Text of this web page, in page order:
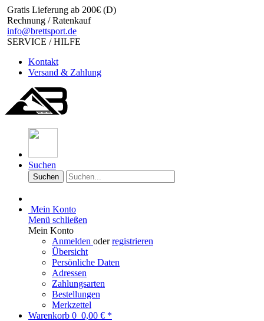
Gratis Lieferung ab 200€ (D)
Rechnung / Ratenkauf
info@brettsport.de
SERVICE / HILFE
Kontakt
Versand & Zahlung
Suchen
Suchen
Mein Konto
Menü schließen
Mein Konto
Anmelden oderregistrieren
Übersicht
Persönliche Daten
Adressen
Zahlungsarten
Bestellungen
Merkzettel
Warenkorb 0 0,00 € *